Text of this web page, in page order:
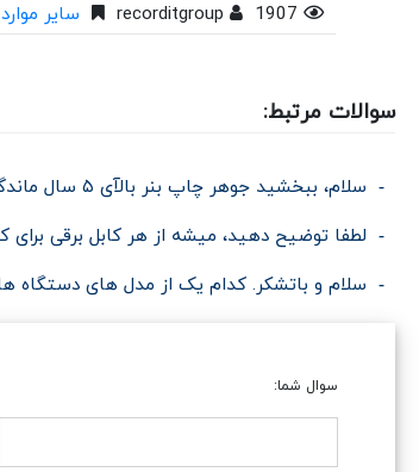
1907
recorditgroup سایر موارد
سوالات مرتبط:
سلام، ببخشید جوهر چاپ بنر بالآی ۵ سال ماندگاری هم داریم؟
لطفا توضیح دهید، میشه از هر کابل برقی برای
سلام و باتشکر. کدام یک از مدل های
سوال شما: